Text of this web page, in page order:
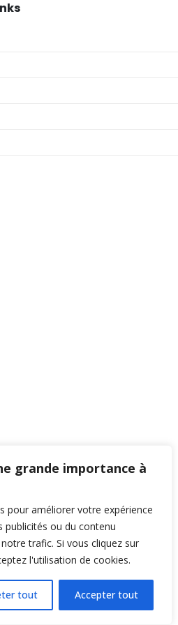
grande importance à
pour améliorer votre expérience
publicités ou du contenu
trafic. Si vous cliquez sur
l'utilisation de cookies.
tout Accepter tout